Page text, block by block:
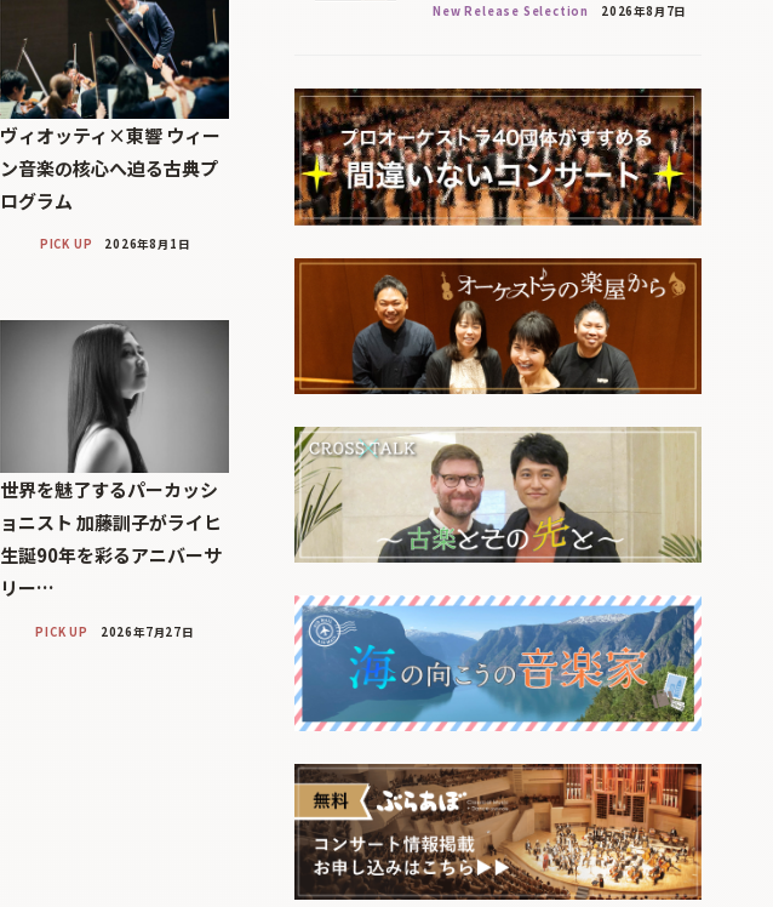
ヴィオッティ×東響 ウィー
ン音楽の核心へ迫る古典プ
ログラム
PICK UP 2026年8月1日
世界を魅了するパーカッシ
ョニスト 加藤訓子がライヒ
生誕90年を彩るアニバーサ
リー…
PICK UP 2026年7月27日
New Release Selection 2026年8月7日